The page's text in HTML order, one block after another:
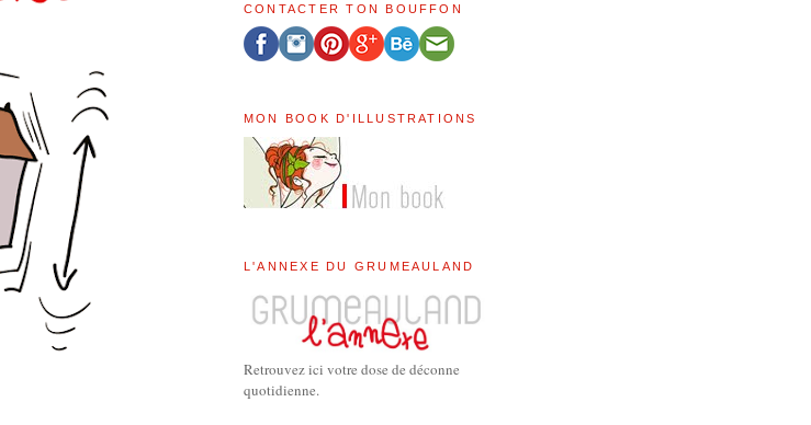
CONTACTER TON BOUFFON
MON BOOK D'ILLUSTRATIONS
L'ANNEXE DU GRUMEAULAND
Retrouvez ici votre dose de déconne
quotidienne.